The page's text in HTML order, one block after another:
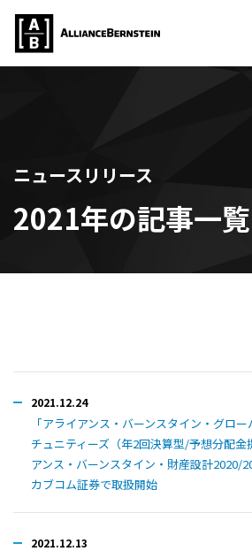
ニュースリリース
2021年の記事一覧
2021.12.24
「アライアンス・バーンスタイン・グロ
チュニティーズ（年2回決算型/予想分配
アンス・バーンスタイン・財産設計
カブコム証券で取扱開始
2021.12.13